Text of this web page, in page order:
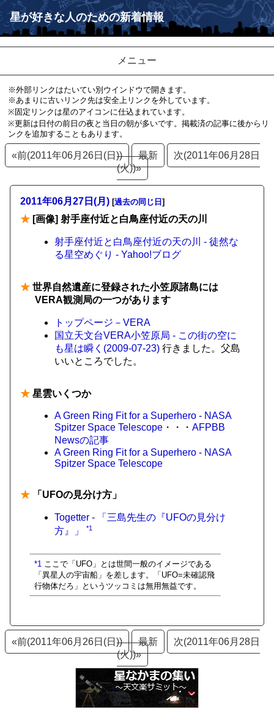
星が好きな人のための新着情報
メニュー
※外部リンクはたいてい別ウインドウで開きます。
※あまりに古いリンク先は安全上リンクを外しています。
※固定リンクは星のアイコンに仕込まれています。
※更新は日付の前日の夜と当日の朝が多いです。掲載済の記事に後からリ
ンクを追加することもあります。
«前(2011年06月26日(日)) 最新
次(2011年06月28日
(火))»
2011年06月27日(月) [過去の同じ日 ]
★ [画像] 射手座付近と白鳥座付近の天の川
射手座付近と白鳥座付近の天の川 - 徒然な
る星空めぐり - Yahoo!ブログ
★ 世界自然遺産に登録された小笠原諸島には
VERA観測局の一つがあります
トップページ－VERA
国立天文台VERA小笠原局 - この街の空に
も星は瞬く(2009-07-23) 行きました。父島
いいところでした。
★ 星雲いくつか
A Green Ring Fit for a Superhero - NASA
Spitzer Space Telescope ・・・ AFPBB
Newsの記事
A Green Ring Fit for a Superhero - NASA
Spitzer Space Telescope
★ 「UFOの見分け方」
Togetter - 「三島先生の『UFOの見分け
方』」
*1
*1
ここで「UFO」とは世間一般のイメージである
「異星人の宇宙船」を差します。「UFO=未確認飛
行物体だろ」というツッコミは無用無益です。
«前(2011年06月26日(日)) 最新
次(2011年06月28日
(火))»